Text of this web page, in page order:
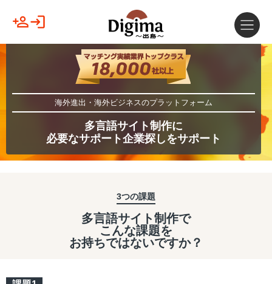
海外進出・海外ビジネスのプラットフォーム
多言語サイト制作に
必要なサポート企業探しをサポート
3つの課題
多言語サイト制作で
こんな課題を
お持ちではないですか？